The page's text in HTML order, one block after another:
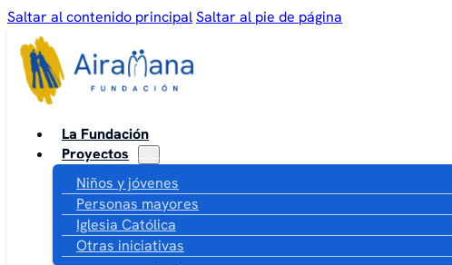
Saltar al contenido principalSaltar al pie de página
La Fundación
Proyectos
Niños y jóvenes
Personas mayores
Iglesia Católica
Otras iniciativas